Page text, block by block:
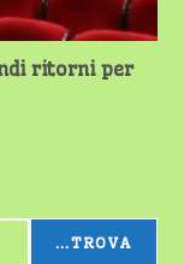
ritorni per
...TROVA